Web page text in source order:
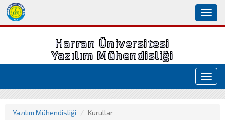
Harran Üniversitesi
Yazılım Mühendisliği
Yazılım Mühendisliği Kurullar